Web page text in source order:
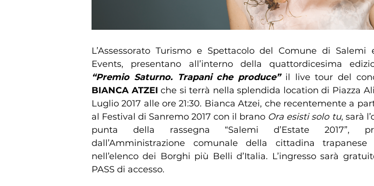
L’Assessorato Turismo e Spettacolo del Comune di Salemi
Events, presentano all’interno della quattordicesima
“Premio Saturno. Trapani che produce”il live tour del
BIANCA ATZEI che si terrà nella splendida location di Piazza
Luglio 2017 alle ore 21:30. Bianca Atzei, che recentemente a
al Festival di Sanremo 2017 con il brano Ora esisti solo tu, sarà
punta della rassegna “Salemi d’Estate 2017”,
dall’Amministrazione comunale della cittadina trapanese
nell’elenco dei Borghi più Belli d’Italia. L’ingresso sarà
PASS di accesso.